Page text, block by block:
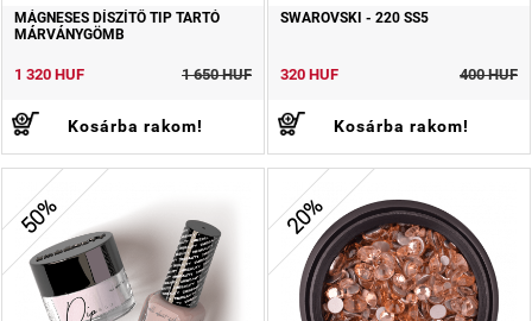
MÁGNESES DÍSZÍTŐ TIP TARTÓ
MÁRVÁNYGÖMB
1 320 HUF 1 650 HUF
Kosárba rakom!
SWAROVSKI - 220 SS5
320 HUF 400 HUF
Kosárba rakom!
50% 20%